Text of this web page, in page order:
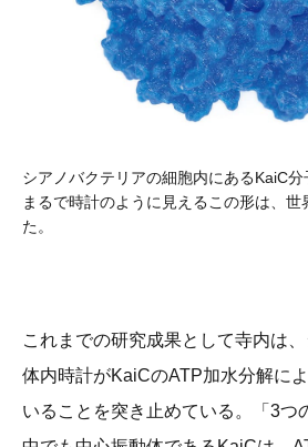
シアノバクテリアの細胞内にあるKaiC分
まるで時計のように見えるこの形は、
た。
これまでの研究成果として寺内は
体内時計がKaiCのATP加水分解に
いることを突き止めている。「3つ